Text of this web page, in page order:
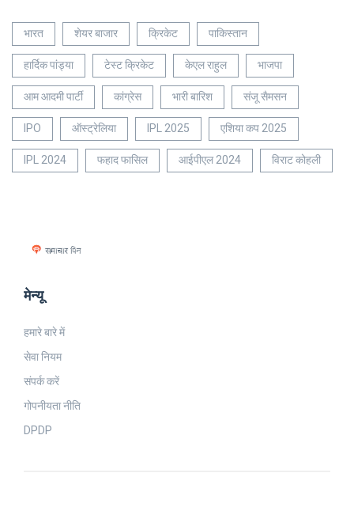
भारत शेयर बाजार क्रिकेट
पाकिस्तान
हार्दिक पांड्या
टेस्ट क्रिकेट केएल राहुल
भाजपा
आम आदमी पार्टी
कांग्रेस भारी बारिश
संजू सैमसन
IPO
ऑस्ट्रेलिया IPL 2025
एशिया कप 2025
IPL 2024
फहाद फासिल आईपीएल 2024 विराट कोहली
मेन्यू
हमारे बारे में
सेवा नियम
संपर्क करें
गोपनीयता नीति
DPDP